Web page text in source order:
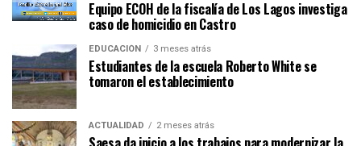
Equipo ECOH de la fiscalía de Los Lagos investiga
caso de homicidio en Castro
EDUCACIÓN 3 meses atrás
Estudiantes de la escuela Roberto White se
tomaron el establecimiento
ACTUALIDAD 2 meses atrás